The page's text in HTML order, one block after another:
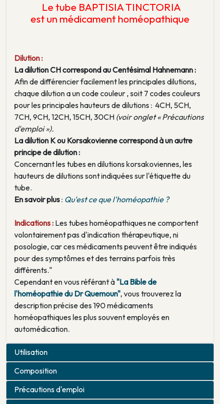
Le tube BAPTISIA TINCTORIA
est un médicament homéopathique
Dilution :
La dilution CH correspond au Centésimal Hahnemann :
Afin de différencier facilement les principales dilutions,
chaque dilution a un code couleur , soit 7 codes couleurs
pour les principales hauteurs de dilutions : 4CH, 5CH,
7CH, 9CH, 12CH, 15CH, 30CH (voir onglet « Précautions
d'emploi »).
La dilution K ou Korsakovienne correspond à un autre
principe de dilution :
Concernant les tubes en dilutions korsakoviennes, les
hauteurs de dilutions sont indiquées sur l'étiquette du
tube.
En savoir plus: Qu'est ce que l'homéopathie ?
Indications : Les tubes homéopathiques ne comportent
volontairement pas d'indication thérapeutique, ni
posologie, car ces médicaments peuvent être indiqués
pour des symptômes et des terrains parfois très
différents."
Cependant en vous référant à "La Bible de
l'homéopathie du Dr Quemoun", vous trouverez la
description précise des 190 médicaments
homéopathiques les plus souvent employés en
automédication.
Utilisation
Composition
Précautions d'emploi